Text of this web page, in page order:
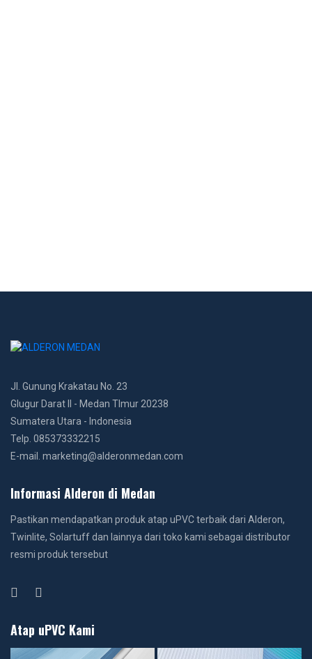
Jl. Gunung Krakatau No. 23
Glugur Darat II - Medan TImur 20238
Sumatera Utara - Indonesia
Telp. 085373332215
E-mail. marketing@alderonmedan.com
Informasi Alderon di Medan
Pastikan mendapatkan produk atap uPVC terbaik dari Alderon,
Twinlite, Solartuff dan lainnya dari toko kami sebagai distributor
resmi produk tersebut
Atap uPVC Kami